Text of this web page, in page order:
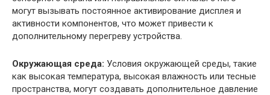
могут вызывать постоянное активирование дисплея и
активности компонентов, что может привести к
дополнительному перегреву устройства.
Окружающая среда: Условия окружающей среды, такие
как высокая температура, высокая влажность или тесные
пространства, могут создавать дополнительное давление